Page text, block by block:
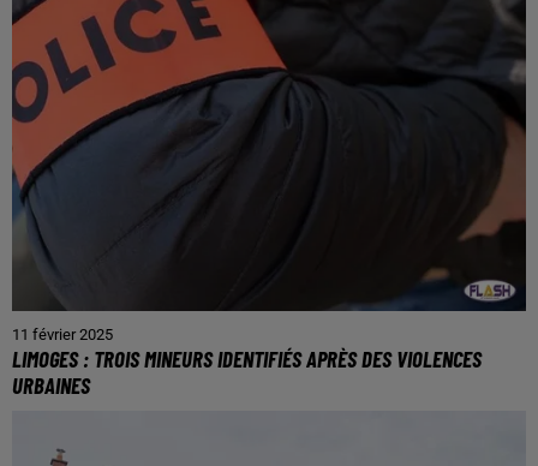
11 février 2025
LIMOGES : TROIS MINEURS IDENTIFIÉS APRÈS DES VIOLENCES
URBAINES